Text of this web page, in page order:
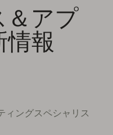
＆アプ
情報
ィングスペシャリス